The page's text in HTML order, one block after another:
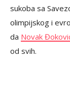
sukoba sa
olimpijskog i
da Novak
od svih.